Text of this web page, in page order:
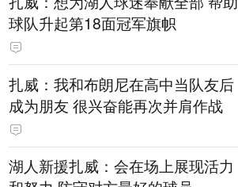
球队升起第18面冠军旗帜
扎威：我和布朗尼在高中当队友后
成为朋友 很兴奋能再次并肩作战
湖人新援扎威：会在场上展现活力